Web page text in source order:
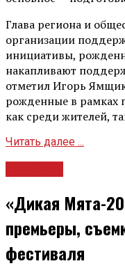
Глава региона и
организации
инициативы,
накапливают
отметил Игорь
рожденные в рамках
как среди жителей,
Читать далее ...
«Дикая Мята-
премьеры,
фестиваля